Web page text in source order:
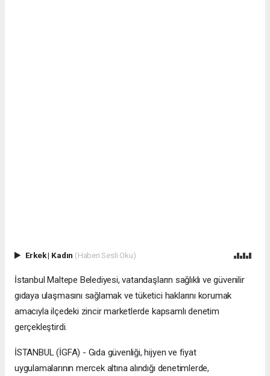
Erkek| Kadın (Haberi Sesli Oku)
İstanbul Maltepe Belediyesi, vatandaşların sağlıklı ve güvenilir
gıdaya ulaşmasını sağlamak ve tüketici haklarını korumak
amacıyla ilçedeki zincir marketlerde kapsamlı denetim
gerçekleştirdi.
İSTANBUL (İGFA) - Gıda güvenliği, hijyen ve fiyat
uygulamalarının mercek altına alındığı denetimlerde,